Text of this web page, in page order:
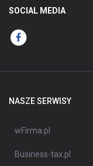
SOCIAL MEDIA
NASZE SERWISY
wFirma.pl
Business-tax.pl